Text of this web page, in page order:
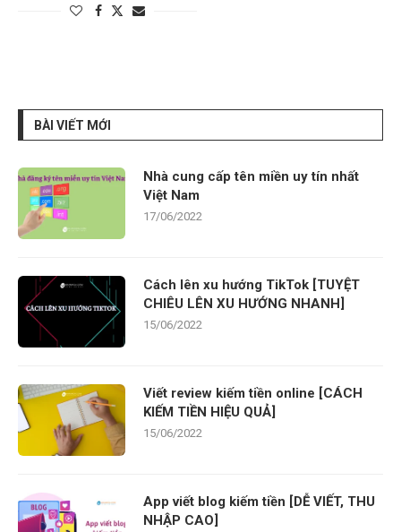
BÀI VIẾT MỚI
Nhà cung cấp tên miền uy tín nhất
Việt Nam
17/06/2022
Cách lên xu hướng TikTok [TUYỆT
CHIÊU LÊN XU HƯỚNG NHANH]
15/06/2022
Viết review kiếm tiền online [CÁCH
KIẾM TIỀN HIỆU QUẢ]
15/06/2022
App viết blog kiếm tiền [DỄ VIẾT, THU
NHẬP CAO]